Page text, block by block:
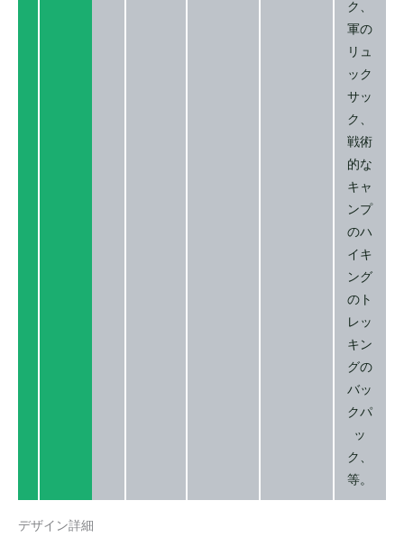
ク、
軍の
リュ
ック
サッ
ク、
戦術
的な
キャ
ンプ
のハ
イキ
ング
のト
レッ
キン
グの
バッ
クパ
ッ
ク、
等。
デザイン詳細